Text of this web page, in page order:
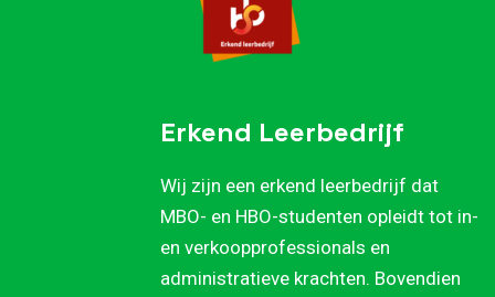
Erkend Leerbedrijf
Wij zijn een erkend leerbedrijf dat
MBO- en HBO-studenten opleidt tot in-
en verkoopprofessionals en
administratieve krachten. Bovendien